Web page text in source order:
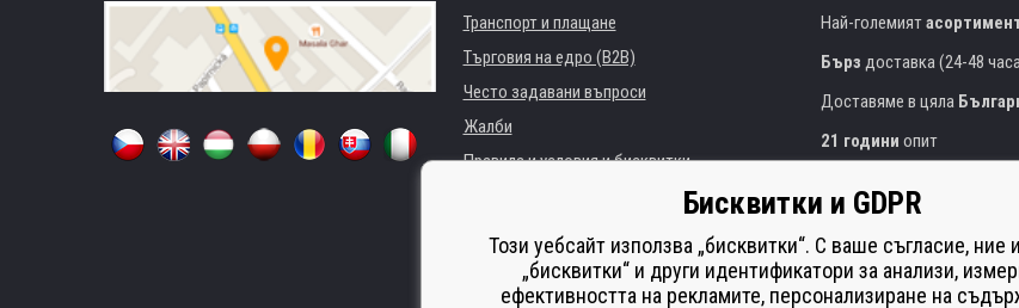
Транспорт и плащане
Търговия на едро (B2B)
Често задавани въпроси
Жалби
Правила и условия и бисквитки
За фирми и институции
Наемане на принтери
Заместващо изпълнение
Най-големият
Бърз доставка (24-48
Доставяме в цяла
21 години опит
Полезен подход
Goldenсертификат
Сейфонлайн плащания
Бисквитки и GDPR
Този уебсайт използва „бисквитки“. С ваше съгласие, ние
„бисквитки“ и други идентификатори за анализи,
ефективността на рекламите, персонализиране на